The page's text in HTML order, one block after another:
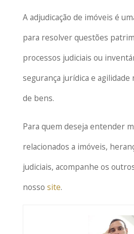
A adjudicação de imóveis é
para resolver questões
processos judiciais ou
segurança jurídica e
de bens.
Para quem deseja entender
relacionados a imóveis,
judiciais, acompanhe os
nosso site.